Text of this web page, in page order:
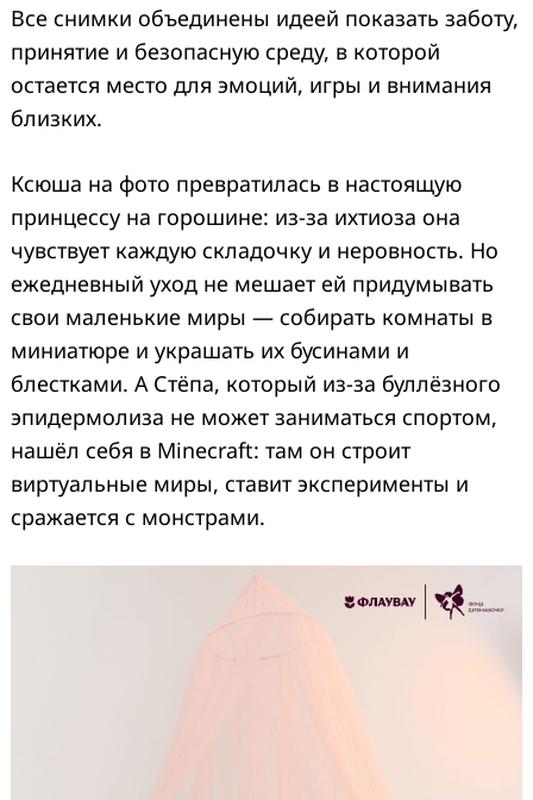
Все снимки объединены идеей показать заботу,
принятие и безопасную среду, в которой
остается место для эмоций, игры и внимания
близких.
Ксюша на фото превратилась в настоящую
принцессу на горошине: из-за ихтиоза она
чувствует каждую складочку и неровность. Но
ежедневный уход не мешает ей придумывать
свои маленькие миры — собирать комнаты в
миниатюре и украшать их бусинами и
блестками. А Стёпа, который из-за буллёзного
эпидермолиза не может заниматься спортом,
нашёл себя в Minecraft: там он строит
виртуальные миры, ставит эксперименты и
сражается с монстрами.